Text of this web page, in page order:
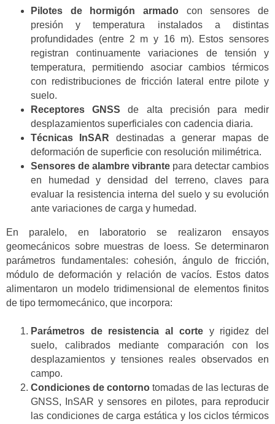
Pilotes de hormigón armado con sensores de
presión y temperatura instalados a distintas
profundidades (entre 2 m y 16 m). Estos sensores
registran continuamente variaciones de tensión y
temperatura, permitiendo asociar cambios térmicos
con redistribuciones de fricción lateral entre pilote y
suelo.
Receptores GNSS de alta precisión para medir
desplazamientos superficiales con cadencia diaria.
Técnicas InSAR destinadas a generar mapas de
deformación de superficie con resolución milimétrica.
Sensores de alambre vibrante para detectar cambios
en humedad y densidad del terreno, claves para
evaluar la resistencia interna del suelo y su evolución
ante variaciones de carga y humedad.
En paralelo, en laboratorio se realizaron ensayos
geomecánicos sobre muestras de loess. Se determinaron
parámetros fundamentales: cohesión, ángulo de fricción,
módulo de deformación y relación de vacíos. Estos datos
alimentaron un modelo tridimensional de elementos finitos
de tipo termomecánico, que incorpora:
Parámetros de resistencia al cortey rigidez del
suelo, calibrados mediante comparación con los
desplazamientos y tensiones reales observados en
campo.
Condiciones de contorno tomadas de las lecturas de
GNSS, InSAR y sensores en pilotes, para reproducir
las condiciones de carga estática y los ciclos térmicos